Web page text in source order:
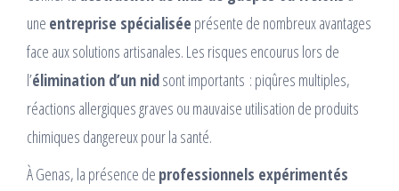
une entreprise spécialisée présente de nombreux avantages
face aux solutions artisanales. Les risques encourus lors de
l’élimination d’un nidsont importants : piqûres multiples,
réactions allergiques graves ou mauvaise utilisation de produits
chimiques dangereux pour la santé.
À Genas, la présence de professionnels expérimentés